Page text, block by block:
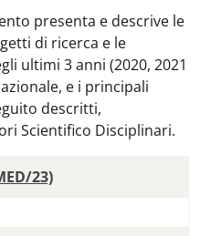
presenta e descrive le
di ricerca e le
ultimi 3 anni (2020, 2021
e i principali
descritti,
Scientifico Disciplinari.
23)